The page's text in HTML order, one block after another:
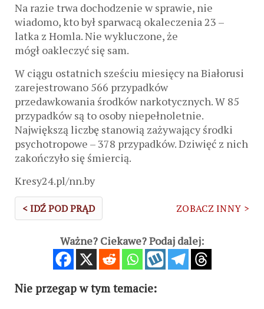
Na razie trwa dochodzenie w sprawie, nie
wiadomo, kto był sparwacą okaleczenia 23 –
latka z Homla. Nie wykluczone, że
mógł oakleczyć się sam.
W ciągu ostatnich sześciu miesięcy na Białorusi
zarejestrowano 566 przypadków
przedawkowania środków narkotycznych. W 85
przypadków są to osoby niepełnoletnie.
Największą liczbę stanowią zażywający środki
psychotropowe – 378 przypadków. Dziwięć z nich
zakończyło się śmiercią.
Kresy24.pl/nn.by
< IDŹ POD PRĄD ZOBACZ INNY >
Ważne? Ciekawe? Podaj dalej:
Nie przegap w tym temacie: